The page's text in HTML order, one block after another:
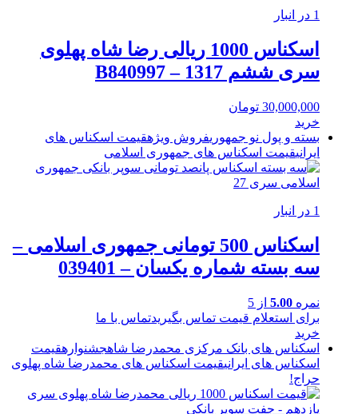
1 در انبار
اسکناس 1000 ریالی رضا شاه پهلوی
سری ششم 1317 – B840997
30,000,000 تومان
خرید
بسته و پول نو جمهوریفروش ویژهقیمت اسکناس های
ایرانیقیمت اسکناس های جمهوری اسلامی
1 در انبار
اسکناس 500 تومانی جمهوری اسلامی –
سه بسته شماره یکسان – 039401
نمره 5.00 از 5
برای استعلام قیمت تماس بگیریدتماس با ما
خرید
اسکناس های بانک مرکزی محمدرضا شاهجشنوارهقیمت
اسکناس های ایرانیقیمت اسکناس های محمدرضا شاه پهلوی
حراج!